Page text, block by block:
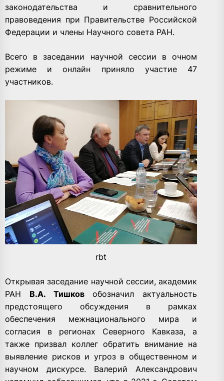
законодательства и сравнительного
правоведения при Правительстве Российской
Федерации и члены Научного совета РАН.
Всего в заседании научной сессии в очном
режиме и онлайн приняло участие 47
участников.
rbt
Открывая заседание научной сессии, академик
РАН В.А. Тишковобозначил актуальность
предстоящего обсуждения в рамках
обеспечения межнационального мира и
согласия в регионах Северного Кавказа, а
также призвал коллег обратить внимание на
выявление рисков и угроз в общественном и
научном дискурсе. Валерий Александрович